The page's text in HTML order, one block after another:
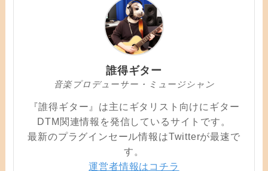
誰得ギター
音楽プロデューサー・ミュージシャン
『誰得ギター』は主にギタリスト向けにギター
DTM関連情報を発信しているサイトです。
最新のプラグインセール情報はTwitterが最速で
す。
運営者情報はコチラ